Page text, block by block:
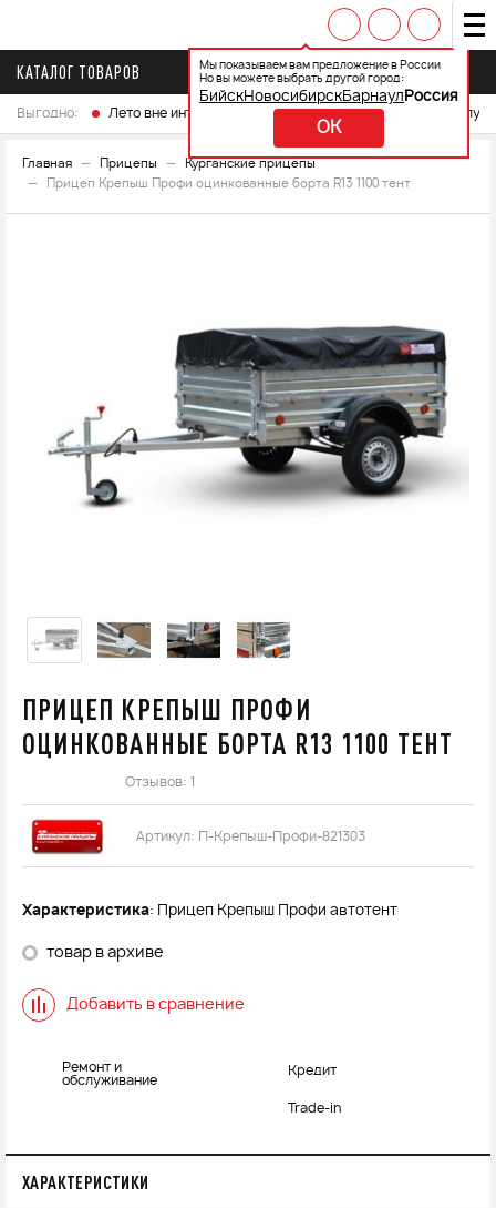
Мы показываем вам предложение в России
Но вы можете выбрать другой город:
БийскНовосибирскБарнаул Россия
OK
КАТАЛОГ ТОВАРОВ
Выгодно: Лето вне интренета Выберите свой мотоцикл и
Главная Прицепы
Курганские прицепы
Прицеп Крепыш Профи оцинкованные борта R13 1100 тент
ПРИЦЕП КРЕПЫШ ПРОФИ
ОЦИНКОВАННЫЕ БОРТА R13 1100 ТЕНТ
Отзывов: 1
Артикул: П-Крепыш-Профи-821303
Характеристика: Прицеп Крепыш Профи автотент
товар в архиве
Добавить в сравнение
Ремонт и
обслуживание
Кредит
Trade-in
ХАРАКТЕРИСТИКИ